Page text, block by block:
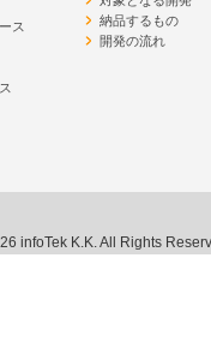
ス
納品するもの
開発の流れ
infoTek K.K. All Rights